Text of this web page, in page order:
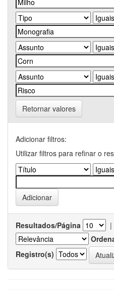
Retornar valores
Adicionar filtros:
Utilizar filtros para refinar o
Resultados/Página |
Registro(s)